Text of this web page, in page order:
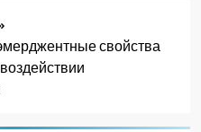
свойства